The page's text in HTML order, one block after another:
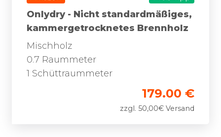
Onlydry - Nicht standardmäßiges,
kammergetrocknetes Brennholz
Mischholz
0.7 Raummeter
1 Schüttraummeter
179.00 €
zzgl. 50,00€ Versand